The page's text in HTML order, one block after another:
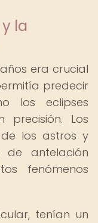
la
era crucial
predecir
los eclipses
Los
los astros y
antelación
fenómenos
tenían un